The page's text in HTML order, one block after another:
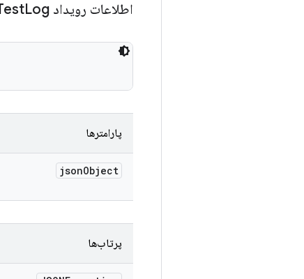
اطلاعات رویداد Test Log
پارامترها
jsonObject
پرتاب‌ها